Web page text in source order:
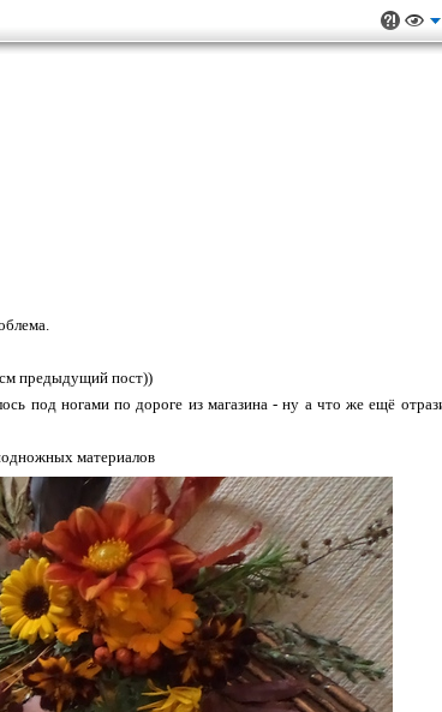
предыдущий пост))
под ногами по дороге из магазина - ну а что же ещё
материалов